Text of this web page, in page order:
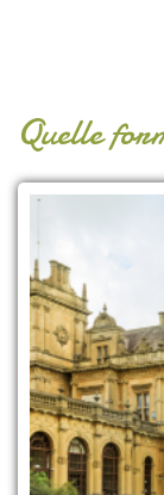
Quelle